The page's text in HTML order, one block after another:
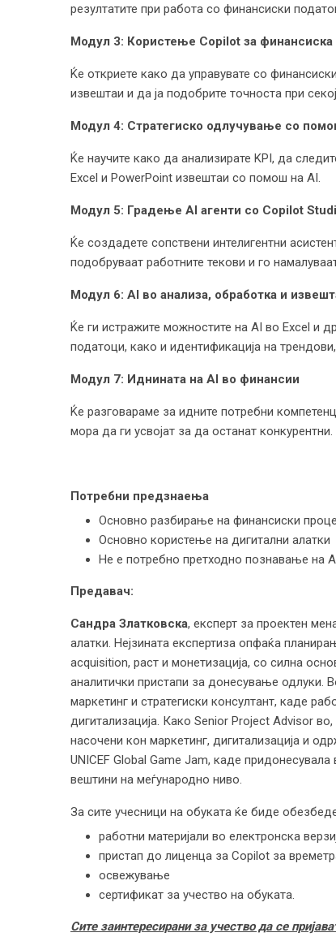
резултатите при работа со финансиски
Модул 3: Користење Copilot за финансиска
Ќе откриете како да управувате со
извештаи и да ја подобрите точноста при
Модул 4: Стратегиско одлучување со
Ќе научите како да анализирате KPI, да
Excel и PowerPoint извештаи со помош на AI.
Модул 5: Градење AI агенти со Copilot
Ќе создадете сопствени интелигентни
подобруваат работните текови и го
Модул 6: AI во анализа, обработка и
Ќе ги истражите можностите на AI во Excel и
податоци, како и идентификација на
Модул 7: Иднината на AI во финансии
Ќе разговараме за идните потребни
мора да ги усвојат за да останат конкурентни.
Потребни предзнаења
Основно разбирање на финансиски
Основно користење на дигитални алатки
Не е потребно претходно познавање на
Предавач:
Сандра Златковска, eксперт за проектен
алатки. Нејзината експертиза опфаќа
acquisition, раст и монетизација, со силна
аналитички пристапи за донесување одлуки.
маркетинг и стратегиски консултант, каде
дигитализација. Како Senior Project Advisor
насочени кон маркетинг, дигитализација и
UNICEF Global Game Jam, каде
вештини на меѓународно ниво.
За сите учесници на обуката ќе биде
работни материјали во електронска
пристап до лиценца за Copilot за
освежување
сертификат за учество на обуката.
Сите заинтересирани за учество да се